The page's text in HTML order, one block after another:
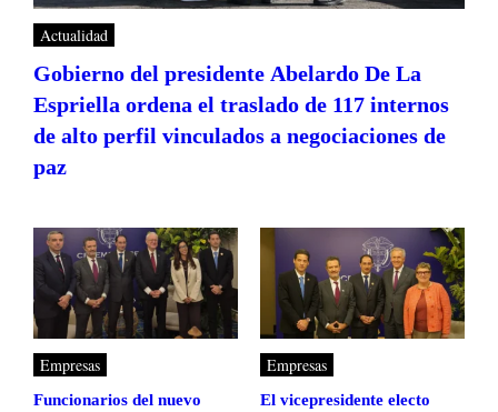
Actualidad
Gobierno del presidente Abelardo De La
Espriella ordena el traslado de 117 internos
de alto perfil vinculados a negociaciones de
paz
Empresas
Funcionarios del nuevo
Empresas
El vicepresidente electo